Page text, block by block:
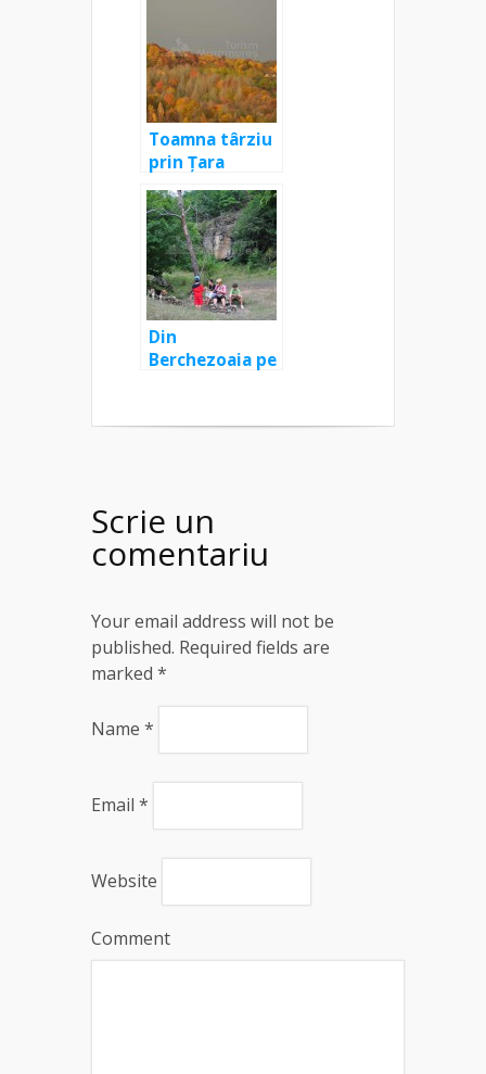
Toamna târziu
prin Țara
Lăpușului
Din
Berchezoaia pe
Vacilor
Scrie un
comentariu
Your email address will not be
published. Required fields are
marked *
Name *
Email *
Website
Comment